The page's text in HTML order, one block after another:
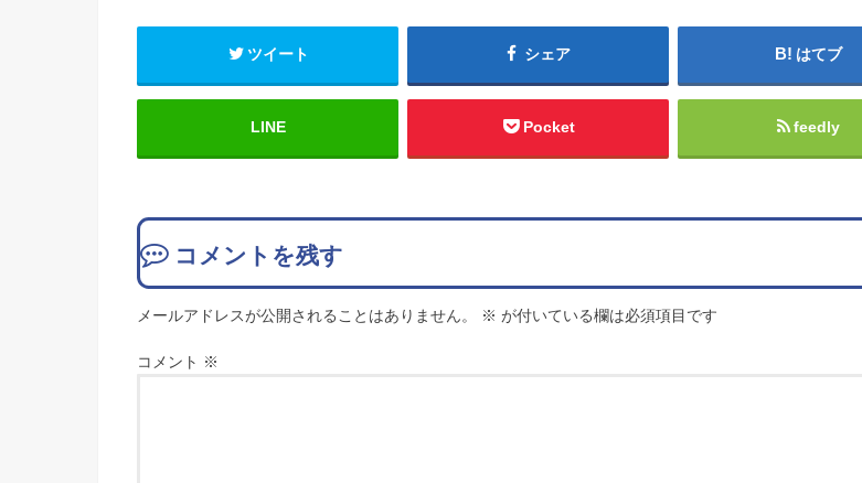
ツイート シェア はてブ
LINE Pocket feedly
コメントを残す
メールアドレスが公開されることはありません。 ※ が付いている欄は必須項目です
コメント ※